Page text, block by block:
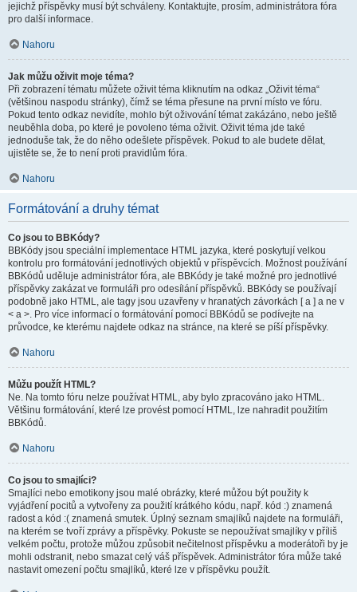
jejichž příspěvky musí být schváleny. Kontaktujte, prosím, administrátora fóra
pro další informace.
Nahoru
Jak můžu oživit moje téma?
Při zobrazení tématu můžete oživit téma kliknutím na odkaz „Oživit téma“
(většinou naspodu stránky), čímž se téma přesune na první místo ve fóru.
Pokud tento odkaz nevidíte, mohlo být oživování témat zakázáno, nebo ještě
neuběhla doba, po které je povoleno téma oživit. Oživit téma jde také
jednoduše tak, že do něho odešlete příspěvek. Pokud to ale budete dělat,
ujistěte se, že to není proti pravidlům fóra.
Nahoru
Formátování a druhy témat
Co jsou to BBKódy?
BBKódy jsou speciální implementace HTML jazyka, které poskytují velkou
kontrolu pro formátování jednotlivých objektů v příspěvcích. Možnost používání
BBKódů uděluje administrátor fóra, ale BBKódy je také možné pro jednotlivé
příspěvky zakázat ve formuláři pro odesílání příspěvků. BBKódy se používají
podobně jako HTML, ale tagy jsou uzavřeny v hranatých závorkách [ a ] a ne v
< a >. Pro více informací o formátování pomocí BBKódů se podívejte na
průvodce, ke kterému najdete odkaz na stránce, na které se píší příspěvky.
Nahoru
Můžu použít HTML?
Ne. Na tomto fóru nelze používat HTML, aby bylo zpracováno jako HTML.
Většinu formátování, které lze provést pomocí HTML, lze nahradit použitím
BBKódů.
Nahoru
Co jsou to smajlíci?
Smajlíci nebo emotikony jsou malé obrázky, které můžou být použity k
vyjádření pocitů a vytvořeny za použití krátkého kódu, např. kód :) znamená
radost a kód :( znamená smutek. Úplný seznam smajlíků najdete na formuláři,
na kterém se tvoří zprávy a příspěvky. Pokuste se nepoužívat smajlíky v příliš
velkém počtu, protože můžou způsobit nečitelnost příspěvku a moderátoři by je
mohli odstranit, nebo smazat celý váš příspěvek. Administrátor fóra může také
nastavit omezení počtu smajlíků, které lze v příspěvku použít.